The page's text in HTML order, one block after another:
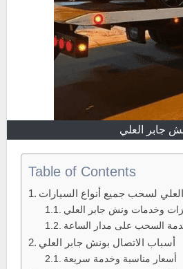
جابر العلي
Table of Contents
لسحب جميع أنواع السيارات
وخدمات ونش جابر العلي
السحب على مدار الساعة
أسباب الاتصال بونش جابر العلي
أسعار مناسبة وخدمة سريعة